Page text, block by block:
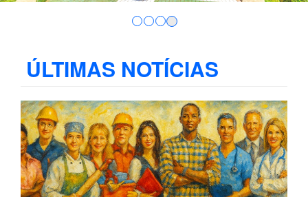
ÚLTIMAS NOTÍCIAS